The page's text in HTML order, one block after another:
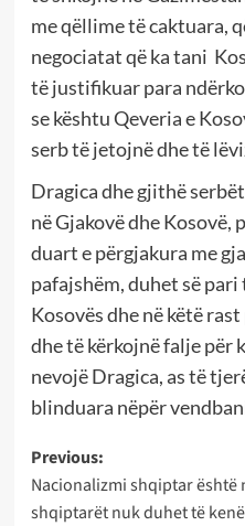
me qëllime të caktuara,
negociatat që ka tani
të justifikuar para
se kështu Qeveria e
serb të jetojnë dhe të
Dragica dhe gjithë
në Gjakovë dhe Kosovë,
duart e përgjakura me
pafajshëm, duhet së
Kosovës dhe në këtë
dhe të kërkojnë falje për
nevojë Dragica, as të
blinduara nëpër
Post
navigation
Previous:
Nacionalizmi shqiptar është
shqiptarët nuk duhet të